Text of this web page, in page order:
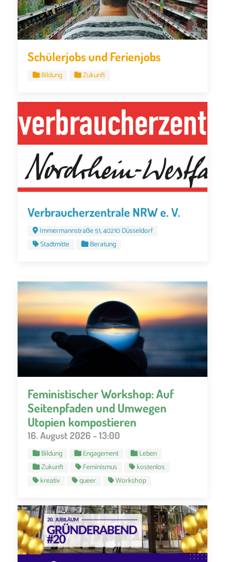
Schülerjobs und Ferienjobs
Bildung Zukunft
Verbraucherzentrale NRW e. V.
Immermannstraße 51, 40210 Düsseldorf
Stadtmitte
Beratung
Feministischer Workshop: Auf
Seitenpfaden und Umwegen
Utopien kompostieren
16. August 2026 - 13:00
Bildung Engagement
Leben
Zukunft
Feminismus
kostenlos
kreativ
queer Workshop